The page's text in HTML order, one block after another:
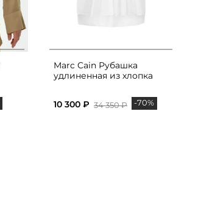
Marc Cain Рубашка
удлиненная из хлопка
10 300 ₽ 34 350 ₽ -70%